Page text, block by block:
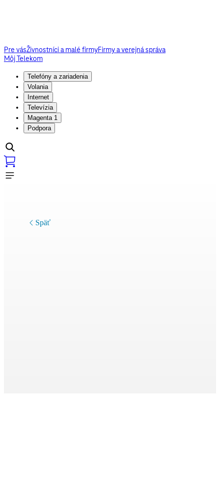
Pre vásŽivnostníci a malé firmyFirmy a verejná správa
Môj Telekom
Telefóny a zariadenia
Volania
Internet
Televízia
Magenta 1
Podpora
Späť